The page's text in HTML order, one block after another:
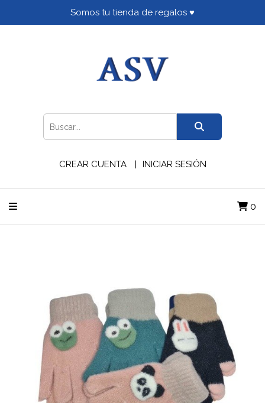
Somos tu tienda de regalos ♥
CREAR CUENTA INICIAR SESIÓN
0